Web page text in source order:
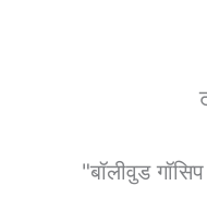
"बॉलीवुड